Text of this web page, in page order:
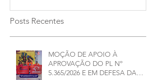
Posts Recentes
MOÇÃO DE APOIO À
APROVAÇÃO DO PL Nº
5.365/2026 E EM DEFESA DA